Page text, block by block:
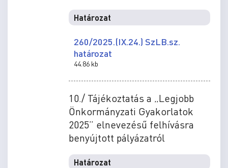
Határozat
260/2025.(IX.24.) SzLB.sz.
határozat
44.86 kb
10./ Tájékoztatás a „Legjobb
Önkormányzati Gyakorlatok
2025” elnevezésű felhívásra
benyújtott pályázatról
Határozat